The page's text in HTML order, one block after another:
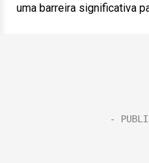
uma barreira significativa